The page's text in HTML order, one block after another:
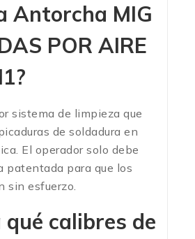
Antorcha MIG
POR AIRE
sistema de limpieza que
de soldadura en
El operador solo debe
patentada para que los
sin esfuerzo.
qué calibres de